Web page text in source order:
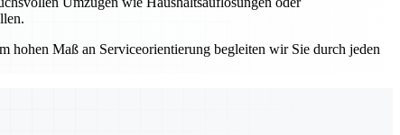
hohen Maß an Serviceorientierung begleiten wir Sie durch jeden